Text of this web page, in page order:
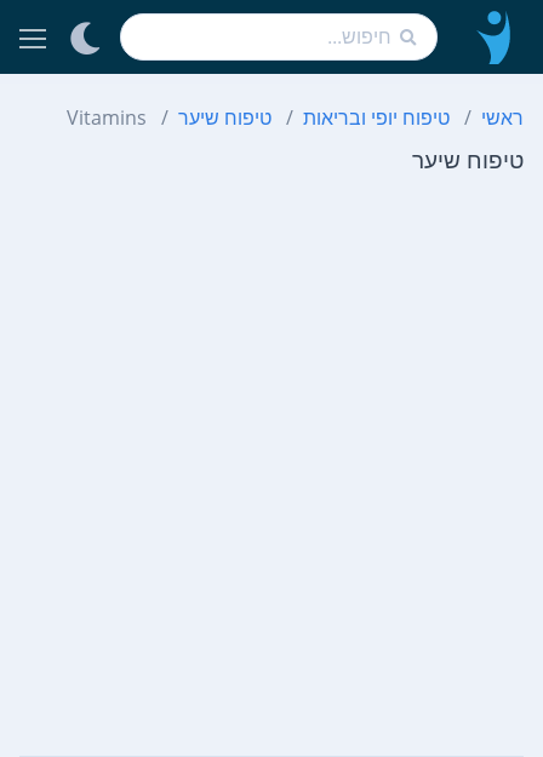
ראשי טיפוח יופי ובריאות טיפוח שיער Vitamins
טיפוח שיער